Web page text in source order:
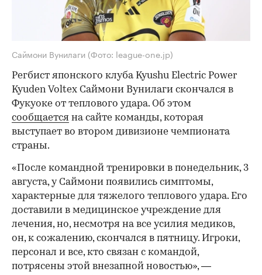
Саймони Вунилаги (Фото: league-one.jp)
Регбист японского клуба Kyushu Electric Power
Kyuden Voltex Саймони Вунилаги скончался в
Фукуоке от теплового удара. Об этом
сообщается на сайте команды, которая
выступает во втором дивизионе чемпионата
страны.
«После командной тренировки в понедельник, 3
августа, у Саймони появились симптомы,
характерные для тяжелого теплового удара. Его
доставили в медицинское учреждение для
лечения, но, несмотря на все усилия медиков,
он, к сожалению, скончался в пятницу. Игроки,
персонал и все, кто связан с командой,
потрясены этой внезапной новостью», —